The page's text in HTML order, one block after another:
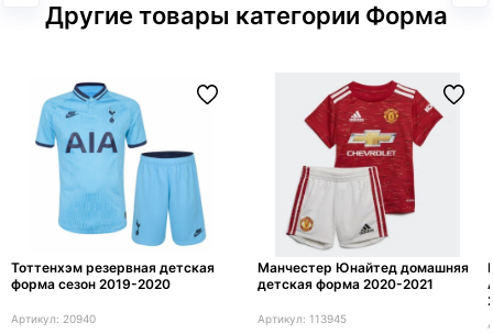
Другие товары категории Форма
Тоттенхэм резервная детская
форма сезон 2019-2020
20940
Манчестер Юнайтед домашняя
детская форма 2020-2021
113945